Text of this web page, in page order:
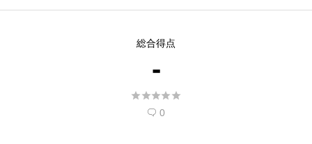
総合得点
-

 0